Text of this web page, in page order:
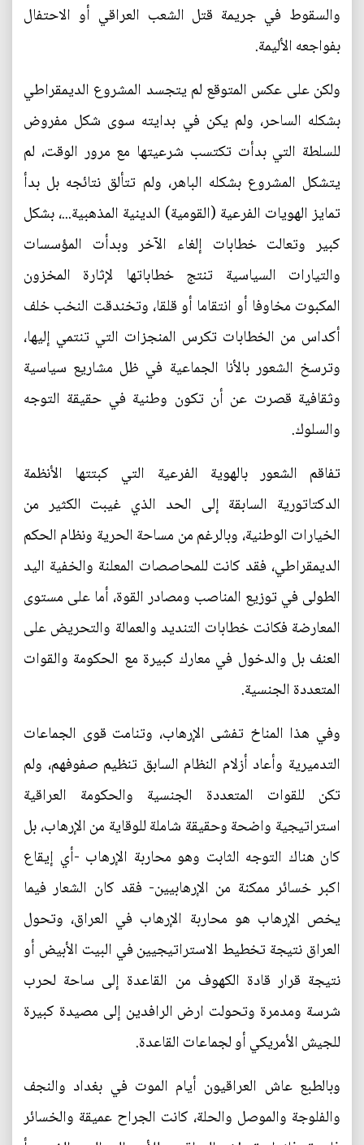
والسقوط في جريمة قتل الشعب العراقي أو الاحتفال
بفواجعه الأليمة.
ولكن على عكس المتوقع لم يتجسد المشروع الديمقراطي
بشكله الساحر، ولم يكن في بدايته سوى شكل مفروض
للسلطة التي بدأت تكتسب شرعيتها مع مرور الوقت، لم
يتشكل المشروع بشكله الباهر، ولم تتألق نتائجه بل بدأ
تمايز الهويات الفرعية (القومية) الدينية المذهبية...، بشكل
كبير وتعالت خطابات إلغاء الآخر وبدأت المؤسسات
والتيارات السياسية تنتج خطاباتها لإثارة المخزون
المكبوت مخاوفا أو انتقاما أو قلقا، وتخندقت النخب خلف
أكداس من الخطابات تكرس المنجزات التي تنتمي إليها،
وترسخ الشعور بالأنا الجماعية في ظل مشاريع سياسية
وثقافية قصرت عن أن تكون وطنية في حقيقة التوجه
والسلوك.
تفاقم الشعور بالهوية الفرعية التي كبتتها الأنظمة
الدكتاتورية السابقة إلى الحد الذي غيبت الكثير من
الخيارات الوطنية، وبالرغم من مساحة الحرية ونظام الحكم
الديمقراطي، فقد كانت للمحاصصات المعلنة والخفية اليد
الطولى في توزيع المناصب ومصادر القوة، أما على مستوى
المعارضة فكانت خطابات التنديد والعمالة والتحريض على
العنف بل والدخول في معارك كبيرة مع الحكومة والقوات
المتعددة الجنسية.
وفي هذا المناخ تفشى الإرهاب، وتنامت قوى الجماعات
التدميرية وأعاد أزلام النظام السابق تنظيم صفوفهم، ولم
تكن للقوات المتعددة الجنسية والحكومة العراقية
استراتيجية واضحة وحقيقة شاملة للوقاية من الإرهاب، بل
كان هناك التوجه الثابت وهو محاربة الإرهاب -أي إيقاع
اكبر خسائر ممكنة من الإرهابيين- فقد كان الشعار فيما
يخص الإرهاب هو محاربة الإرهاب في العراق، وتحول
العراق نتيجة تخطيط الاستراتيجيين في البيت الأبيض أو
نتيجة قرار قادة الكهوف من القاعدة إلى ساحة لحرب
شرسة ومدمرة وتحولت ارض الرافدين إلى مصيدة كبيرة
للجيش الأمريكي أو لجماعات القاعدة.
وبالطبع عاش العراقيون أيام الموت في بغداد والنجف
والفلوجة والموصل والحلة، كانت الجراح عميقة والخسائر